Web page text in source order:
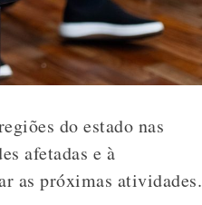
do estado nas
afetadas e à
as próximas atividades.